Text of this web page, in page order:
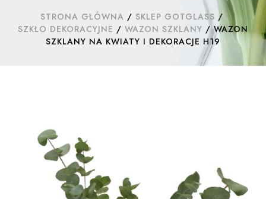
STRONA GŁÓWNA / SKLEP GOTGLASS /
SZKŁO DEKORACYJNE / WAZON SZKLANY / WAZON
SZKLANY NA KWIATY I DEKORACJE H19